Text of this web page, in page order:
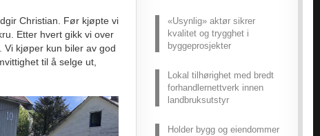
Christian. Før kjøpte vi
Etter hvert gikk vi over
Vi kjøper kun biler av god
til å selge ut,
«Usynlig» aktør sikrer
kvalitet og trygghet i
byggeprosjekter
Lokal tilhørighet med bredt
forhandlernettverk innen
landbruksutstyr
Holder bygg og eiendommer